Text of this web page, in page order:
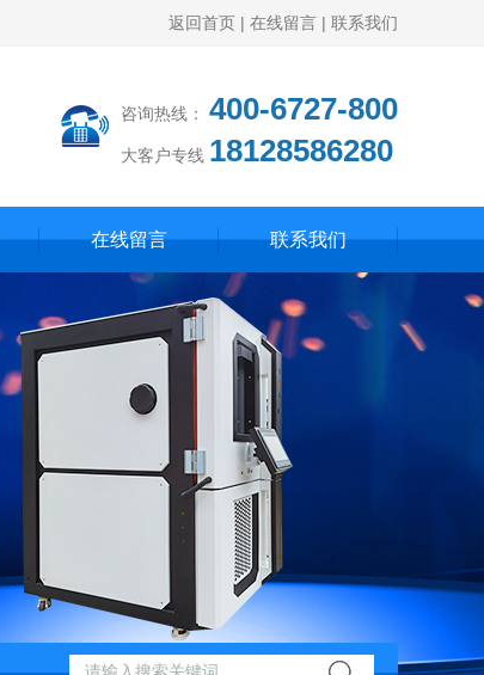
返回首页 | 在线留言 | 联系我们
咨询热线： 400-6727-800
大客户专线 18128586280
在线留言 联系我们